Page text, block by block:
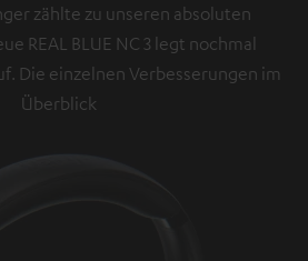
Video
zählte zu unseren absoluten
REAL BLUE NC 3 legt nochmal
Die einzelnen Verbesserungen im
Überblick